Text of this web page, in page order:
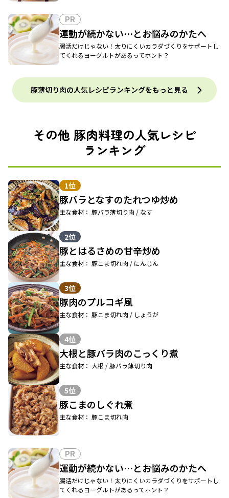
PR
運動が続かない…とお悩みのかたへ
腸活だけじゃない！太りにくいカラダづくりをサポートし
てくれるヨーグルトがあるってホント？
豚薄切り肉の人気レシピランキングをもっと見る
その他 豚肉料理の人気レシピ
ランキング
1位
豚バラとなすのたれつゆ炒め
主な食材： 豚バラ薄切り肉 / なす
2位
豚とはるさめの甘辛炒め
主な食材： 豚こま切れ肉 / にんじん
3位
豚肉のプルコギ風
主な食材： 豚こま切れ肉 / しょうが
4位
大根と豚バラ肉のこっくり煮
主な食材： 大根 / 豚バラ薄切り肉
5位
豚こまのしぐれ煮
主な食材： 豚こま切れ肉
PR
運動が続かない…とお悩みのかたへ
腸活だけじゃない！太りにくいカラダづくりをサポートし
てくれるヨーグルトがあるってホント？